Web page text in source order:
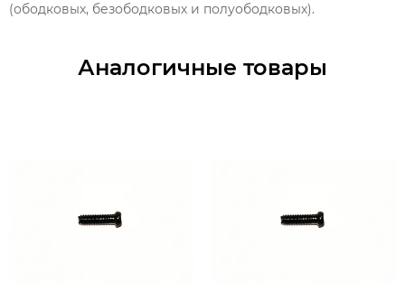
(ободковых, безободковых и полуободковых).
Аналогичные товары